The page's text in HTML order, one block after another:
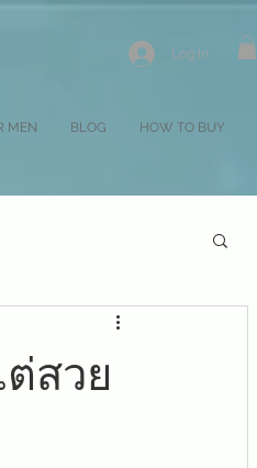
MEN BLOG HOW TO BUY
Log In
สวย